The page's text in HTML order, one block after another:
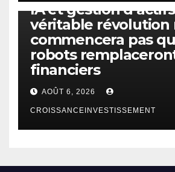
IA et gestion
véritable révolution
commencera pas
robots
financiers
AOÛT 6, 2026
CROISSANCEINVESTISSEMENT